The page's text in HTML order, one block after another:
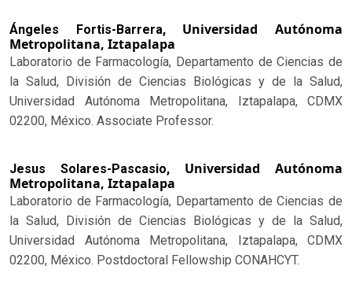
Ángeles Fortis-Barrera, Universidad Autónoma
Metropolitana, Iztapalapa
Laboratorio de Farmacología, Departamento de Ciencias de
la Salud, División de Ciencias Biológicas y de la Salud,
Universidad Autónoma Metropolitana, Iztapalapa, CDMX
02200, México. Associate Professor.
Jesus Solares-Pascasio, Universidad Autónoma
Metropolitana, Iztapalapa
Laboratorio de Farmacología, Departamento de Ciencias de
la Salud, División de Ciencias Biológicas y de la Salud,
Universidad Autónoma Metropolitana, Iztapalapa, CDMX
02200, México. Postdoctoral Fellowship CONAHCYT.